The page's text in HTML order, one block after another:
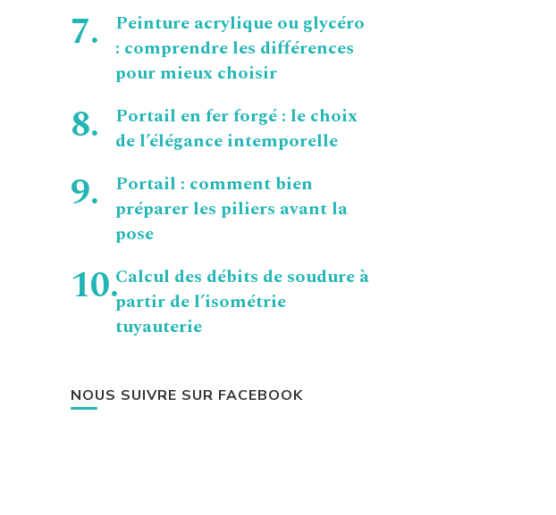
Peinture acrylique ou glycéro
: comprendre les différences
pour mieux choisir
Portail en fer forgé : le choix
de l’élégance intemporelle
Portail : comment bien
préparer les piliers avant la
pose
Calcul des débits de soudure à
partir de l’isométrie
tuyauterie
NOUS SUIVRE SUR FACEBOOK